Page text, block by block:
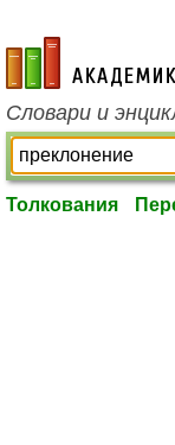
academic.ru
Словари и
Толкования